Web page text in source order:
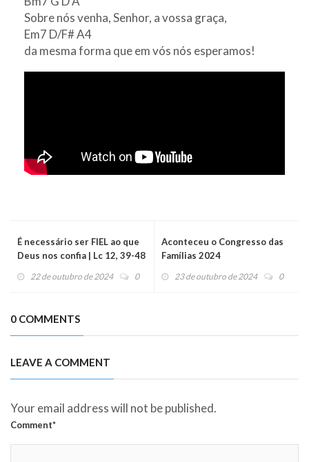
Sobre nós venha, Senhor, a vossa graça,
Em7 D/F# A4
da mesma forma que em vós nós esperamos!
É necessário ser FIEL ao que
Deus nos confia | Lc 12, 39-48
22 de outubro de 2024 0
Aconteceu o Congresso das
Famílias 2024
23 de outubro de 2024 0
0 COMMENTS
LEAVE A COMMENT
Your email address will not be published.
Comment*